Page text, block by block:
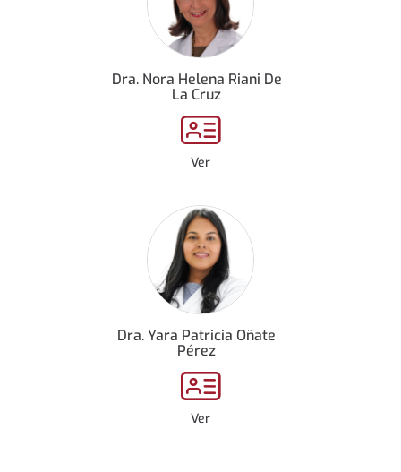
Dra. Nora Helena Riani De
La Cruz
Ver
Dra. Yara Patricia Oñate
Pérez
Ver